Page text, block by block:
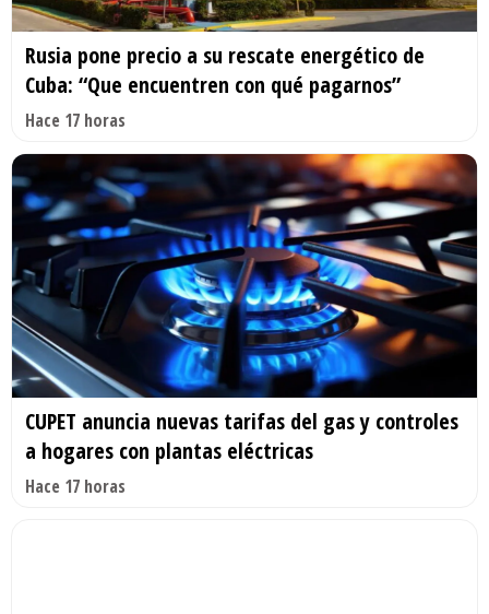
Rusia pone precio a su rescate energético de
Cuba: “Que encuentren con qué pagarnos”
Hace 17 horas
CUPET anuncia nuevas tarifas del gas y controles
a hogares con plantas eléctricas
Hace 17 horas